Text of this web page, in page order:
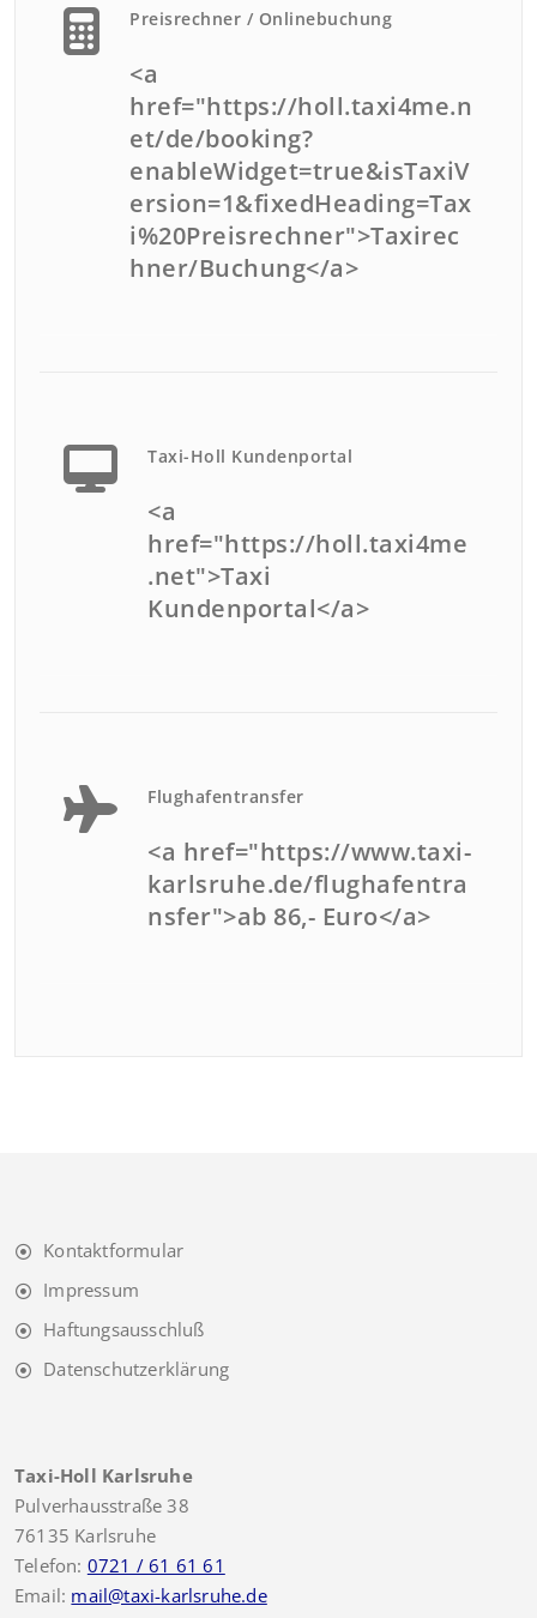
Preisrechner / Onlinebuchung
<a
href="https://holl.taxi4me.n
et/de/booking?
enableWidget=true&isTaxiV
ersion=1&fixedHeading=Tax
i%20Preisrechner">Taxirec
hner/Buchung</a>
Taxi-Holl Kundenportal
<a
href="https://holl.taxi4me
.net">Taxi
Kundenportal</a>
Flughafentransfer
<a href="https://www.taxi-
karlsruhe.de/flughafentra
nsfer">ab 86,- Euro</a>
Kontaktformular
Impressum
Haftungsausschluß
Datenschutzerklärung
Taxi-Holl Karlsruhe
Pulverhausstraße 38
76135 Karlsruhe
Telefon: 0721 / 61 61 61
Email: mail@taxi-karlsruhe.de